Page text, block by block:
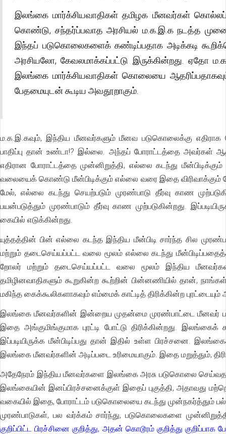
இலங்கை மார்க்சியவாதிகள் தமிழக மீனவர்கள்
கொண்டு, சந்தர்ப்பவாத அரசியல் ம.க.இ.க நடத்த
இந்தப் படுகொலைகளைக் கண்டிப்பதாக அடிக்கடி
அரசியலோ, கேவலமாக்கப்பட்டு இருக்கின்றது. ஏதோ
இலங்கை மார்க்சியவாதிகள் கொலையை
பேதமையுடன் கூடிய அவதூறாகும்.
ம.க.இ.கவும், இந்திய மீனவர்களும் மீனவ படுகொலைக்கு
பாதிப்பு தான் உண்டா!? இல்லை. அந்தப் போராட்டத்தை அவர்கள்
எதிரான போராட்டத்தை முன்னிறுத்தி, எல்லை கடந்து
வலையைக் கொண்டு மீன்பிடிக்கும் எல்லை வரை இதை விரிவாக்கும்
மேல், எல்லை கடந்து செயற்படும் முரண்பாடு தீர்வு காண
பயன்படுத்தும் முரண்பாடும் தீர்வு காண முற்படுகின்றது.
கையில் எடுக்கின்றது.
யுத்தத்தின் பின் எல்லை கடந்த இந்திய மீன்பிடி சார்ந்த சில
மற்றும் தடைசெய்யப்பட்ட வலை மூலம் எல்லை கடந்து
றோலர் மற்றும் தடைசெய்யப்பட்ட வலை மூலம் இந்திய
தமிழினவாதிகளும் கூறுகின்ற கூற்றின் பின்னணியில் தான்,
மகிந்த கைக்கூலிகளாகவும் எம்மைக் காட்டித் திரிக்கின்ற
இலங்கை மீனவர்களின் இன்றைய முதன்மை முரண்பாட்டை மீனவர்
இதை அங்குமிங்குமாக புரட்டி போட்டு திரிக்கின்றது. இலங்கைக்
இப்படியிருக்க மீன்பிடிப்பது தான் இதில் உள்ள பிரச்சனை.
இலங்கை மீனவர்களின் அடிப்படை உரிமையாகும். இதை மறுத்தும்,
அதேநேரம் இந்திய மீனவர்களை இலங்கை அரசு படுகொலை
இலங்கையின் இனப்பிரச்சனைக்குள் இதைப் புகுத்தி, அதாவது
வகையில் இதை, போராட்டம் படுகொலையை கடந்து முன்நகர்த்தும்
முரண்பாடுகள், பல வர்க்கம் சார்ந்து, படுகொலைகளை
குறிப்பிட்ட பிரச்சினை குறித்து, அதன் கொடூரம் குறித்து